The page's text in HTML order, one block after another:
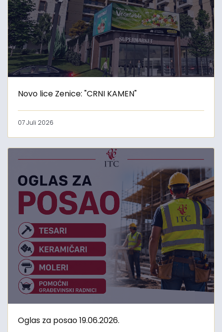
Novo lice Zenice: "CRNI KAMEN"
07 Juli 2026
Oglas za posao 19.06.2026.